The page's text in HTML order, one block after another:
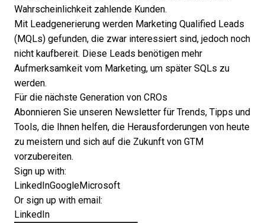
Wahrscheinlichkeit zahlende Kunden.
Mit Leadgenerierung werden Marketing Qualified Leads
(MQLs) gefunden, die zwar interessiert sind, jedoch noch
nicht kaufbereit. Diese Leads benötigen mehr
Aufmerksamkeit vom Marketing, um später SQLs zu
werden.
Für die nächste Generation von CROs
Abonnieren Sie unseren Newsletter für Trends, Tipps und
Tools, die Ihnen helfen, die Herausforderungen von heute
zu meistern und sich auf die Zukunft von GTM
vorzubereiten.
Sign up with:
LinkedInGoogleMicrosoft
Or sign up with email:
LinkedIn